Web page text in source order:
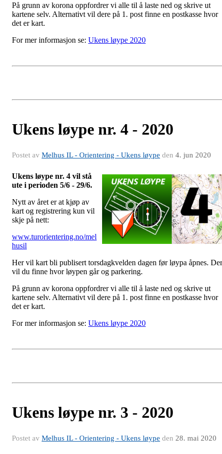
På grunn av korona oppfordrer vi alle til å laste ned og skrive ut
kartene selv. Alternativt vil dere på 1. post finne en postkasse hvor
det er kart.
For mer informasjon se: Ukens løype 2020
Ukens løype nr. 4 - 2020
Postet av Melhus IL - Orientering - Ukens løype den 4. jun 2020
Ukens løype nr. 4 vil stå
ute i perioden 5/6 - 29/6.
Nytt av året er at kjøp av
kart og registrering kun vil
skje på nett:
www.turorientering.no/mel
husil
Her vil kart bli publisert torsdagkvelden dagen før løypa åpnes. Der
vil du finne hvor løypen går og parkering.
På grunn av korona oppfordrer vi alle til å laste ned og skrive ut
kartene selv. Alternativt vil dere på 1. post finne en postkasse hvor
det er kart.
For mer informasjon se: Ukens løype 2020
Ukens løype nr. 3 - 2020
Postet av Melhus IL - Orientering - Ukens løype den 28. mai 2020